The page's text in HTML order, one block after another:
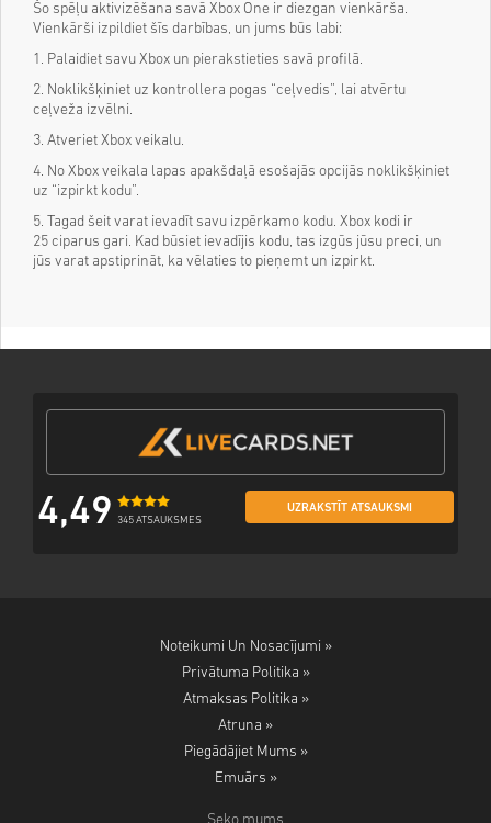
Šo spēļu aktivizēšana savā Xbox One ir diezgan vienkārša.
Vienkārši izpildiet šīs darbības, un jums būs labi:
1. Palaidiet savu Xbox un pierakstieties savā profilā.
2. Noklikšķiniet uz kontrollera pogas “ceļvedis”, lai atvērtu
ceļveža izvēlni.
3. Atveriet Xbox veikalu.
4. No Xbox veikala lapas apakšdaļā esošajās opcijās noklikšķiniet
uz “izpirkt kodu”.
5. Tagad šeit varat ievadīt savu izpērkamo kodu. Xbox kodi ir
25 ciparus gari. Kad būsiet ievadījis kodu, tas izgūs jūsu preci, un
jūs varat apstiprināt, ka vēlaties to pieņemt un izpirkt.
4,49 345 ATSAUKSMES
UZRAKSTĪT ATSAUKSMI
Noteikumi Un Nosacījumi »
Privātuma Politika »
Atmaksas Politika »
Atruna »
Piegādājiet Mums »
Emuārs »